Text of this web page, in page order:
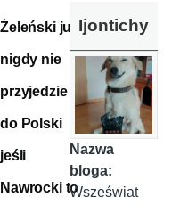
Żeleński już
nigdy nie
przyjedzie
do Polski
jeśli
Nawrocki to
Ijontichy
Nazwa
bloga:
Wszeświat